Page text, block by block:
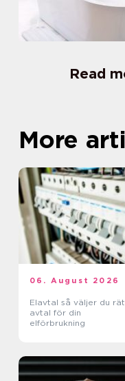
Read
More
06. August 2026
Elavtal så väljer du rätt
avtal för din
elförbrukning